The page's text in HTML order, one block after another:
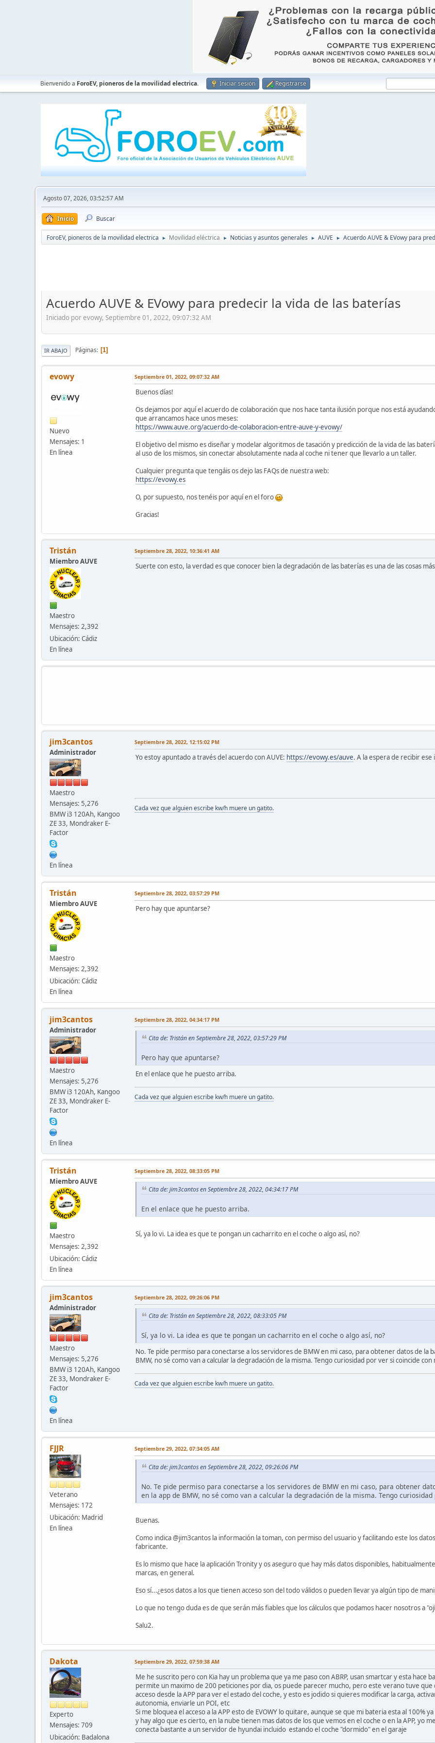
Bienvenido a ForoEV, pioneros de la movilidad electrica. Iniciar sesión Registrarse
Agosto 07, 2026, 03:52:57 AM
Inicio Buscar
ForoEV, pioneros de la movilidad electrica ► Movilidad eléctrica ► Noticias y asuntos generales ► AUVE ► Acuerdo AUVE & EVowy para
Acuerdo AUVE & EVowy para predecir la vida de las baterías
Iniciado por evowy, Septiembre 01, 2022, 09:07:32 AM
IR ABAJO Páginas 1
evowy
Nuevo
Mensajes: 1
En línea
Septiembre 01, 2022, 09:07:32 AM
Buenos días!
Os dejamos por aquí el acuerdo de colaboración que nos hace tanta ilusión porque nos está
que arrancamos hace unos meses:
https://www.auve.org/acuerdo-de-colaboracion-entre-auve-y-evowy/
El objetivo del mismo es diseñar y modelar algoritmos de tasación y predicción de la vida de las
al uso de los mismos, sin conectar absolutamente nada al coche ni tener que llevarlo a un taller.
Cualquier pregunta que tengáis os dejo las FAQs de nuestra web:
https://evowy.es
O, por supuesto, nos tenéis por aquí en el foro
Gracias!
Tristán
Miembro AUVE
Maestro
Mensajes: 2,392
Ubicación: Cádiz
En línea
Septiembre 28, 2022, 10:36:41 AM
Suerte con esto, la verdad es que conocer bien la degradación de las baterías es una de las cosas
jim3cantos
Administrador
Maestro
Mensajes: 5,276
BMW i3 120Ah, Kangoo
ZE 33, Mondraker E-
Factor
En línea
Septiembre 28, 2022, 12:15:02 PM
Yo estoy apuntado a través del acuerdo con AUVE: https://evowy.es/auve. A la espera de recibir
Cada vez que alguien escribe kw/h muere un gatito.
Tristán
Miembro AUVE
Maestro
Mensajes: 2,392
Ubicación: Cádiz
En línea
Septiembre 28, 2022, 03:57:29 PM
Pero hay que apuntarse?
jim3cantos
Administrador
Maestro
Mensajes: 5,276
BMW i3 120Ah, Kangoo
ZE 33, Mondraker E-
Factor
En línea
Septiembre 28, 2022, 04:34:17 PM
Cita de: Tristán en Septiembre 28, 2022, 03:57:29 PM
Pero hay que apuntarse?
En el enlace que he puesto arriba.
Cada vez que alguien escribe kw/h muere un gatito.
Tristán
Miembro AUVE
Maestro
Mensajes: 2,392
Ubicación: Cádiz
En línea
Septiembre 28, 2022, 08:33:05 PM
Cita de: jim3cantos en Septiembre 28, 2022, 04:34:17 PM
En el enlace que he puesto arriba.
Sí, ya lo vi. La idea es que te pongan un cacharrito en el coche o algo así, no?
jim3cantos
Administrador
Maestro
Mensajes: 5,276
BMW i3 120Ah, Kangoo
ZE 33, Mondraker E-
Factor
En línea
Septiembre 28, 2022, 09:26:06 PM
Cita de: Tristán en Septiembre 28, 2022, 08:33:05 PM
Sí, ya lo vi. La idea es que te pongan un cacharrito en el coche o algo así, no?
No. Te pide permiso para conectarse a los servidores de BMW en mi caso, para obtener datos de la
BMW, no sé como van a calcular la degradación de la misma. Tengo curiosidad por ver si coincide con
Cada vez que alguien escribe kw/h muere un gatito.
FJJR
Veterano
Mensajes: 172
Ubicación: Madrid
En línea
Septiembre 29, 2022, 07:34:05 AM
Cita de: jim3cantos en Septiembre 28, 2022, 09:26:06 PM
No. Te pide permiso para conectarse a los servidores de BMW en mi caso, para obtener
en la app de BMW, no sé como van a calcular la degradación de la misma. Tengo
Buenas.
Como indica @jim3cantos la información la toman, con permiso del usuario y facilitando este los
fabricante.
Es lo mismo que hace la aplicación Tronity y os aseguro que hay más datos disponibles,
marcas, en general.
Eso sí...¿esos datos a los que tienen acceso son del todo válidos o pueden llevar ya algún tipo de
Lo que no tengo duda es de que serán más fiables que los cálculos que podamos hacer nosotros a
Salu2.
Dakota
Experto
Mensajes: 709
Ubicación: Badalona
Septiembre 29, 2022, 07:59:38 AM
Me he suscrito pero con Kia hay un problema que ya me paso con ABRP, usan smartcar y esta hace
permite un maximo de 200 peticiones por dia, os puede parecer mucho, pero este verano tuve que
acceso desde la APP para ver el estado del coche, y esto es jodido si quieres modificar la carga,
autonomia, enviarle un POI, etc
Si me bloquea el acceso a la APP esto de EVOWY lo quitare, aunque se que mi bateria esta al 100%
y hay algo que es cierto, en la nube tienen mas datos de los que vemos en el coche o en la APP, yo
conecta bastante a un servidor de hyundai incluido estando el coche "dormido" en el garaje